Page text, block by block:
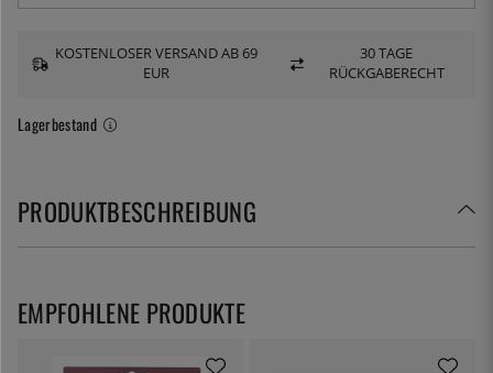
Lagerbestand
KOSTENLOSER VERSAND AB 69
EUR
30 TAGE
RÜCKGABERECHT
PRODUKTBESCHREIBUNG
EMPFOHLENE PRODUKTE